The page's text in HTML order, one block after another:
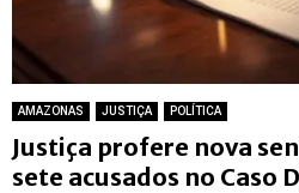
AMAZONAS JUSTIÇA POLÍTICA
Justiça profere nova
sete acusados no Caso